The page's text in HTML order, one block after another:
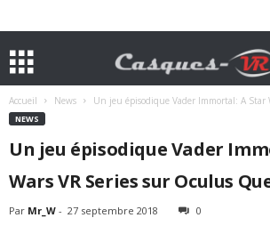
Accueil News Un jeu épisodique Vader Immortal: A Star
NEWS
Un jeu épisodique Vader
Wars VR Series sur Oculus
Par Mr_W - 27 septembre 2018 0